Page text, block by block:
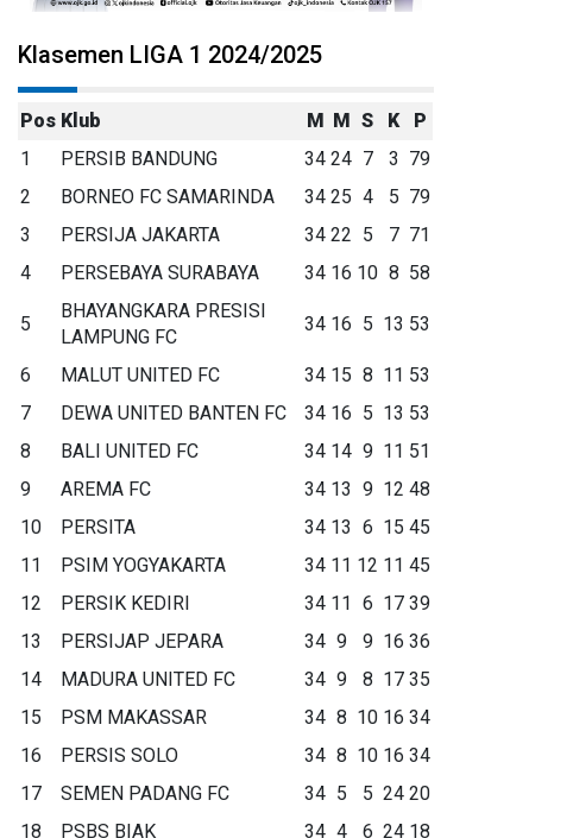
Klasemen LIGA 1 2024/2025
Pos Klub M M S K
P
1
PERSIB BANDUNG 34 24 7 3 79
2
BORNEO FC SAMARINDA 34 25 4 5 79
3
PERSIJA JAKARTA 34 22 5 7 71
4
PERSEBAYA SURABAYA 34 16 10 8 58
5
BHAYANGKARA PRESISI
LAMPUNG FC
34 16 5 13 53
6 MALUT UNITED FC 34 15 8 11 53
7
DEWA UNITED BANTEN FC 34 16 5 13 53
8
BALI UNITED FC 34 14 9 11 51
9
AREMA FC 34 13 9 12 48
10
PERSITA 34 13 6 15 45
11
PSIM YOGYAKARTA 34 11 12 11 45
12
PERSIK KEDIRI 34 11 6 17 39
13
PERSIJAP JEPARA 34 9 9 16 36
14
MADURA UNITED FC 34 9 8 17 35
15
PSM MAKASSAR 34 8 10 16 34
16
PERSIS SOLO 34 8 10 16 34
17
SEMEN PADANG FC 34 5 5 24 20
18
PSBS BIAK 34 4 6 24 18